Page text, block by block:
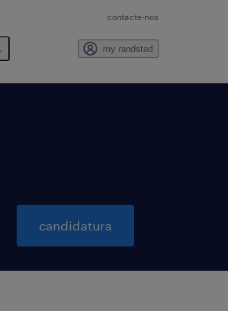
contacte-nos
my randstad
candidatura